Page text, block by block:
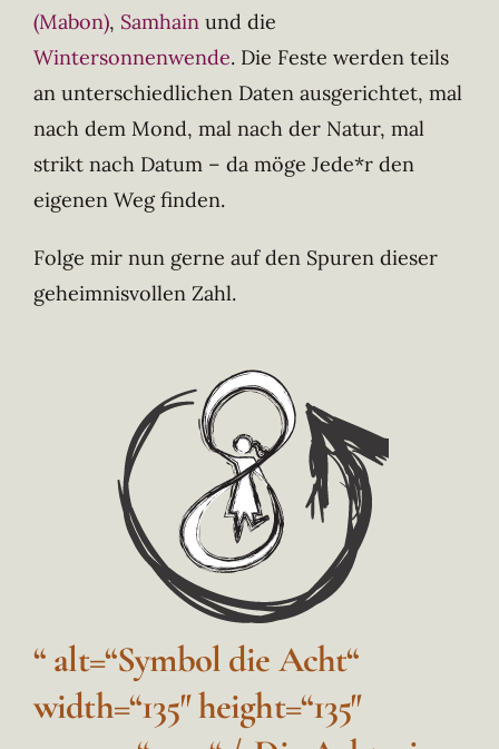
(Mabon), Samhain und die
Wintersonnenwende. Die Feste werden teils
an unterschiedlichen Daten ausgerichtet, mal
nach dem Mond, mal nach der Natur, mal
strikt nach Datum – da möge Jede*r den
eigenen Weg finden.
Folge mir nun gerne auf den Spuren dieser
geheimnisvollen Zahl.
“ alt=“Symbol die Acht“
width=“135″ height=“135″